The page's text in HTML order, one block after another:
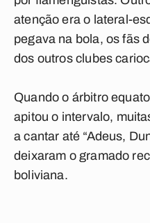
atenção era o lateral-
pegava na bola, os fãs
dos outros clubes
Quando o árbitro
apitou o intervalo,
a cantar até “Adeus,
deixaram o gramado
boliviana.